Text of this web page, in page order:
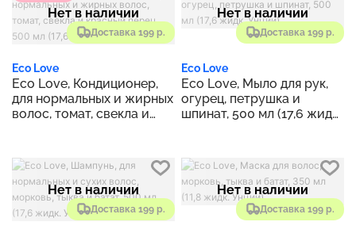
Доставка 199 р.
Нет в наличии
Eco Love
Eco Love, Кондиционер,
для нормальных и жирных
волос, томат, свекла и
Доставка 199 р.
Нет в наличии
Eco Love
Eco Love, Мыло для рук,
огурец, петрушка и
шпинат, 500 мл (17,6 жидк.
Доставка 199 р.
Нет в наличии
Доставка 199 р.
Нет в наличии